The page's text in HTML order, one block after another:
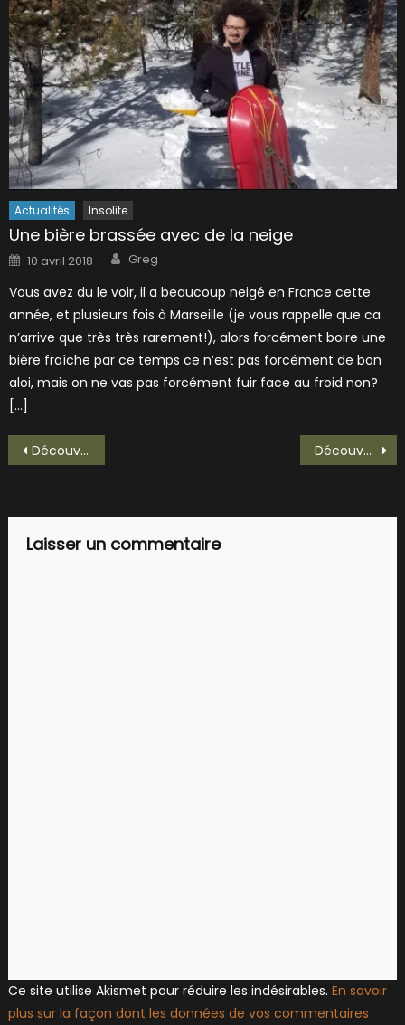
Actualités Insolite
Une bière brassée avec de la neige
Posted
on
10 avril 2018 Author
Greg
Vous avez du le voir, il a beaucoup neigé en France cette
année, et plusieurs fois à Marseille (je vous rappelle que ca
n’arrive que très très rarement!), alors forcément boire une
bière fraîche par ce temps ce n’est pas forcément de bon
aloi, mais on ne vas pas forcément fuir face au froid non?
[…]
Navigation
l’article
Découverte de l’appli Bierty! Découverte de Brewgooder, une brasserie solidaire et éthique!
Laisser un commentaire
Ce site utilise Akismet pour réduire les indésirables. En savoir
plus sur la façon dont les données de vos commentaires